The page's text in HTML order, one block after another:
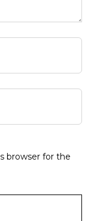
browser for the